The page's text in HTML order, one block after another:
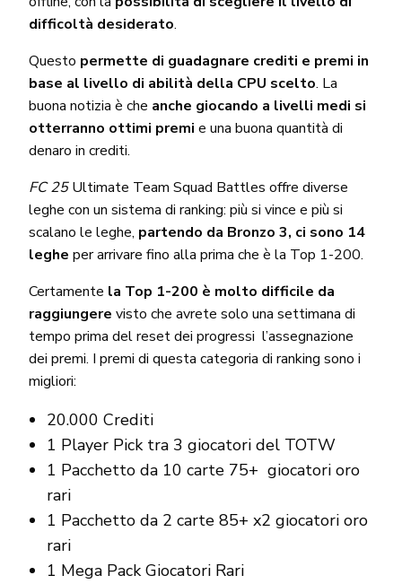
difficoltà desiderato.
Questo permette di guadagnare crediti e premi in
base al livello di abilità della CPU scelto. La
buona notizia è che anche giocando a livelli medi si
otterranno ottimi premi e una buona quantità di
denaro in crediti.
FC 25Ultimate Team Squad Battles offre diverse
leghe con un sistema di ranking: più si vince e più si
scalano le leghe, partendo da Bronzo 3, ci sono 14
leghe per arrivare fino alla prima che è la Top 1-200.
Certamente la Top 1-200 è molto difficile da
raggiungere visto che avrete solo una settimana di
tempo prima del reset dei progressi l’assegnazione
dei premi. I premi di questa categoria di ranking sono i
migliori:
20.000 Crediti
1 Player Pick tra 3 giocatori del TOTW
1 Pacchetto da 10 carte 75+ giocatori oro
rari
1 Pacchetto da 2 carte 85+ x2 giocatori oro
rari
1 Mega Pack Giocatori Rari